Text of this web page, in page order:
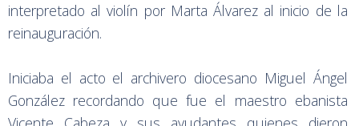
interpretado al violín por Marta Álvarez al inicio de la
reinauguración.
Iniciaba el acto el archivero diocesano Miguel Ángel
González recordando que fue el maestro ebanista